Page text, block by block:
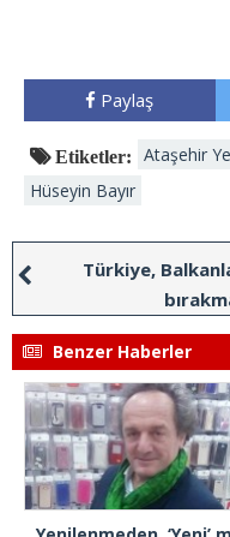
Paylaş
Etiketler: Ataşehir
Hüseyin Bayır
Türkiye,
Benzer Haberler